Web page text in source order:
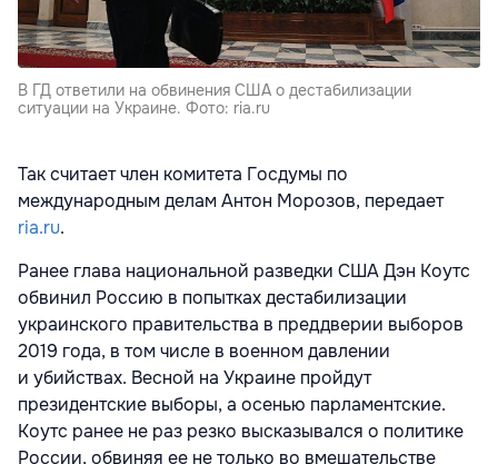
В ГД ответили на обвинения США о дестабилизации
ситуации на Украине. Фото: ria.ru
Так считает член комитета Госдумы по
международным делам Антон Морозов, передает
ria.ru.
Ранее глава национальной разведки США Дэн Коутс
обвинил Россию в попытках дестабилизации
украинского правительства в преддверии выборов
2019 года, в том числе в военном давлении
и убийствах. Весной на Украине пройдут
президентские выборы, а осенью парламентские.
Коутс ранее не раз резко высказывался о политике
России, обвиняя ее не только во вмешательстве